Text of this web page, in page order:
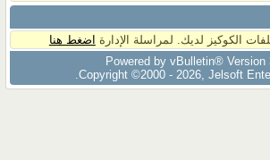
الكوكيز لديك. لمراسلة الإدارة اضغط هنا
Powered by vBulletin® Version
Copyright ©2000 - 2026, Jelsoft